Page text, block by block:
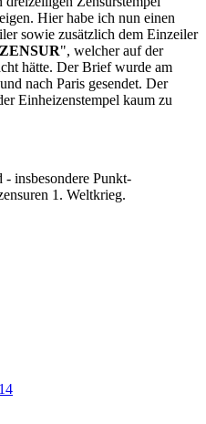
Hier habe ich nun einen
sowie zusätzlich dem Einzeiler
", welcher auf der
hätte. Der Brief wurde am
nach Paris gesendet. Der
Einheizenstempel kaum zu
- insbesondere Punkt-
1. Weltkrieg.